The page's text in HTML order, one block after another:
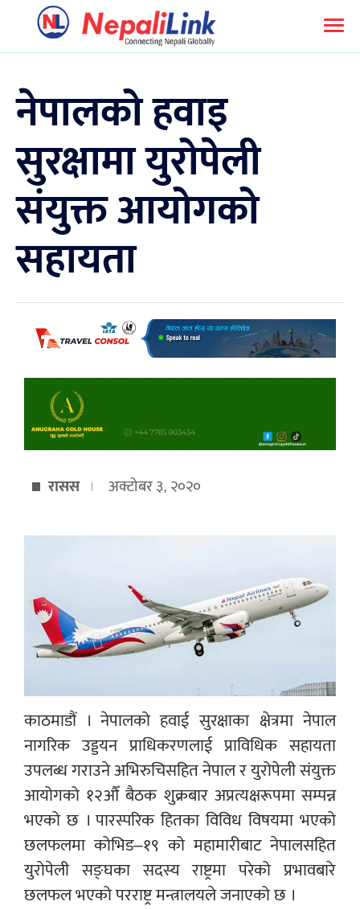
नेपालको हवाइ
सुरक्षामा युरोपेली
संयुक्त आयोगको
सहायता
रासस अक्टोबर ३, २०२०
काठमाडौं । नेपालको हवाई सुरक्षाका क्षेत्रमा नेपाल
नागरिक उड्डयन प्राधिकरणलाई प्राविधिक सहायता
उपलब्ध गराउने अभिरुचिसहित नेपाल र युरोपेली संयुक्त
आयोगको १२औँ बैठक शुक्रबार अप्रत्यक्षरूपमा सम्पन्न
भएको छ । पारस्परिक हितका विविध विषयमा भएको
छलफलमा कोभिड–१९ को महामारीबाट नेपालसहित
युरोपेली सङ्घका सदस्य राष्ट्रमा परेको प्रभावबारे
छलफल भएको परराष्ट्र मन्त्रालयले जनाएको छ ।